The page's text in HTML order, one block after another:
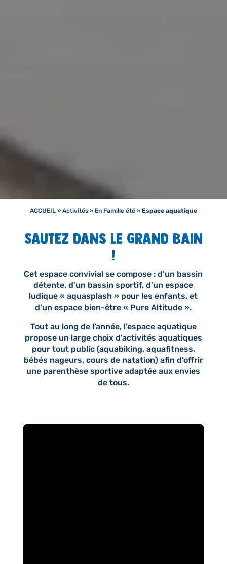
ACCUEIL» Activités» En Famille été» Espace aquatique
Sautez dans le grand bain
!
Cet espace convivial se compose : d’un bassin
détente, d’un bassin sportif, d’un espace
ludique « aquasplash » pour les enfants, et
d’un espace bien-être « Pure Altitude ».
Tout au long de l’année, l’espace aquatique
propose un large choix d’activités aquatiques
pour tout public (aquabiking, aquafitness,
bébés nageurs, cours de natation) afin d’offrir
une parenthèse sportive adaptée aux envies
de tous.